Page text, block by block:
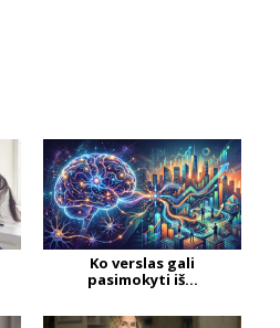
Ko verslas gali
pasimokyti iš...